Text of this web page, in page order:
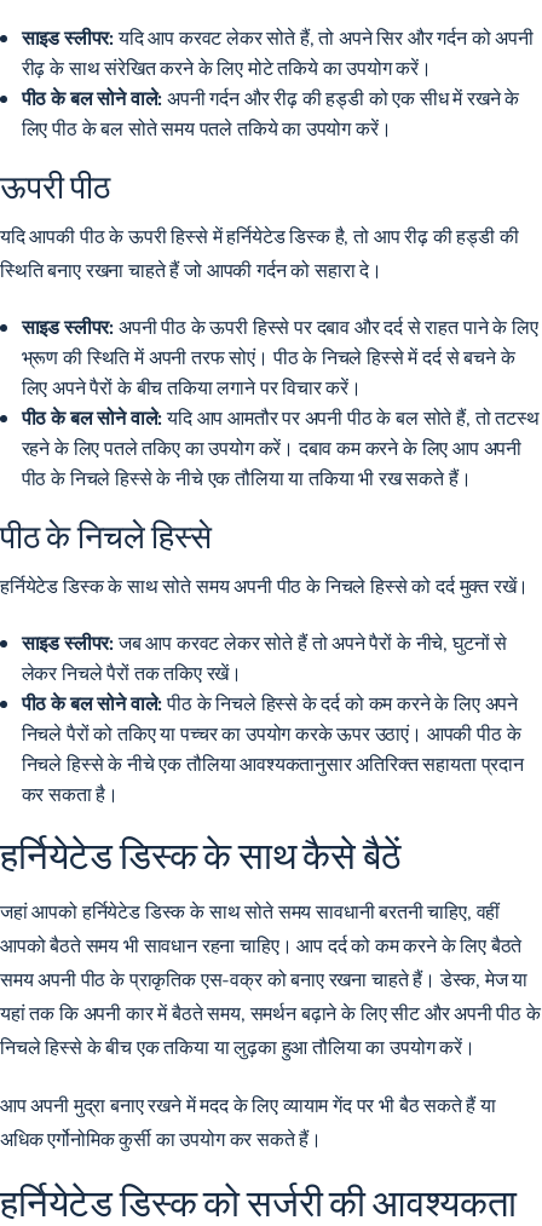
साइड स्लीपर:यदि आप करवट लेकर सोते हैं, तो अपने सिर और गर्दन को अपनी
रीढ़ के साथ संरेखित करने के लिए मोटे तकिये का उपयोग करें।
पीठ के बल सोने वाले:अपनी गर्दन और रीढ़ की हड्डी को एक सीध में रखने के
लिए पीठ के बल सोते समय पतले तकिये का उपयोग करें।
ऊपरी पीठ
यदि आपकी पीठ के ऊपरी हिस्से में हर्नियेटेड डिस्क है, तो आप रीढ़ की हड्डी की
स्थिति बनाए रखना चाहते हैं जो आपकी गर्दन को सहारा दे।
साइड स्लीपर:अपनी पीठ के ऊपरी हिस्से पर दबाव और दर्द से राहत पाने के लिए
भ्रूण की स्थिति में अपनी तरफ सोएं। पीठ के निचले हिस्से में दर्द से बचने के
लिए अपने पैरों के बीच तकिया लगाने पर विचार करें।
पीठ के बल सोने वाले:यदि आप आमतौर पर अपनी पीठ के बल सोते हैं, तो तटस्थ
रहने के लिए पतले तकिए का उपयोग करें। दबाव कम करने के लिए आप अपनी
पीठ के निचले हिस्से के नीचे एक तौलिया या तकिया भी रख सकते हैं।
पीठ के निचले हिस्से
हर्नियेटेड डिस्क के साथ सोते समय अपनी पीठ के निचले हिस्से को दर्द मुक्त रखें।
साइड स्लीपर:जब आप करवट लेकर सोते हैं तो अपने पैरों के नीचे, घुटनों से
लेकर निचले पैरों तक तकिए रखें।
पीठ के बल सोने वाले:पीठ के निचले हिस्से के दर्द को कम करने के लिए अपने
निचले पैरों को तकिए या पच्चर का उपयोग करके ऊपर उठाएं। आपकी पीठ के
निचले हिस्से के नीचे एक तौलिया आवश्यकतानुसार अतिरिक्त सहायता प्रदान
कर सकता है।
हर्नियेटेड डिस्क के साथ कैसे बैठें
जहां आपको हर्नियेटेड डिस्क के साथ सोते समय सावधानी बरतनी चाहिए, वहीं
आपको बैठते समय भी सावधान रहना चाहिए। आप दर्द को कम करने के लिए बैठते
समय अपनी पीठ के प्राकृतिक एस-वक्र को बनाए रखना चाहते हैं। डेस्क, मेज या
यहां तक ​​कि अपनी कार में बैठते समय, समर्थन बढ़ाने के लिए सीट और अपनी पीठ के
निचले हिस्से के बीच एक तकिया या लुढ़का हुआ तौलिया का उपयोग करें।
आप अपनी मुद्रा बनाए रखने में मदद के लिए व्यायाम गेंद पर भी बैठ सकते हैं या
अधिक एर्गोनोमिक कुर्सी का उपयोग कर सकते हैं।
हर्नियेटेड डिस्क को सर्जरी की आवश्यकता